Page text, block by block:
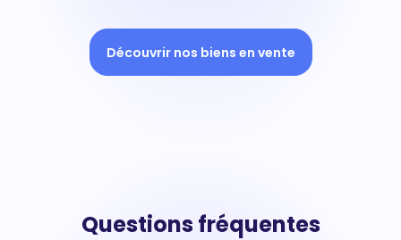
Découvrir nos biens en vente
Questions fréquentes